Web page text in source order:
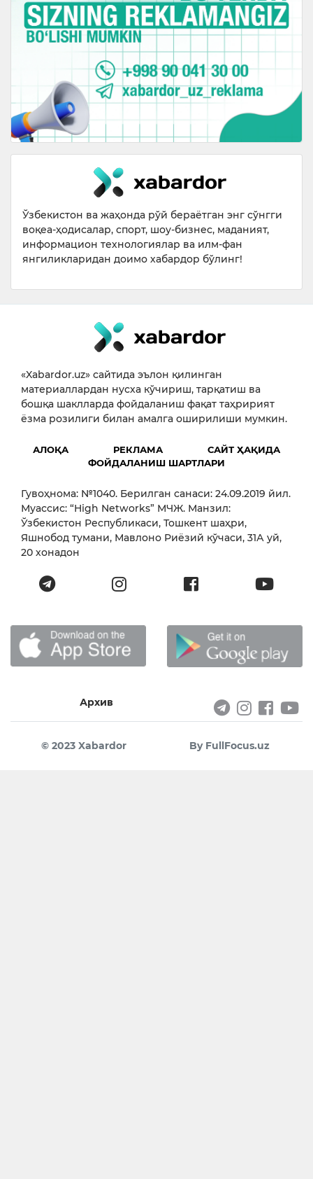
Ўзбекистон ва жаҳонда рўй бераётган энг сўнгги
воқеа-ҳодисалар, спорт, шоу-бизнес, маданият,
информацион технологиялар ва илм-фан
янгиликларидан доимо хабардор бўлинг!
«Xabardor.uz» сайтида эълон қилинган
материаллардан нусха кўчириш, тарқатиш ва
бошқа шаклларда фойдаланиш фақат таҳририят
ёзма розилиги билан амалга оширилиши мумкин.
АЛОҚА РЕКЛАМА
САЙТ ҲАҚИДА
ФОЙДАЛАНИШ ШАРТЛАРИ
Гувоҳнома: №1040. Берилган санаси: 24.09.2019 йил.
Муассис: “High Networks” МЧЖ. Манзил:
Ўзбекистон Республикаси, Тошкент шаҳри,
Яшнобод тумани, Мавлоно Риёзий кўчаси, 31А уй,
20 хонадон
Архив
© 2023 Xabardor By FullFocus.uz